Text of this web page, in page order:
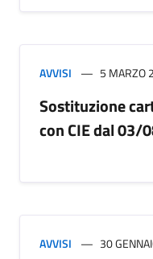
AVVISI 5 MARZO
Sostituzione
con CIE dal 03/
AVVISI 30